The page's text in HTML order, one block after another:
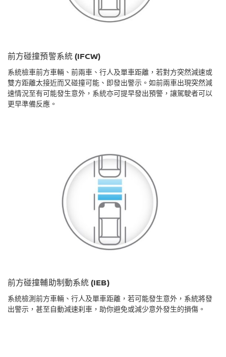
前方碰撞預警系統 (IFCW)
系統檢車前方車輛、前兩車、行人及單車距離，若對方突然減速或
雙方距離太接近而又碰撞可能、即發出警示。如前兩車出現突然減
速情況至有可能發生意外，系統亦可提早發出預警，讓駕駛者可以
更早準備反應。
前方碰撞輔助制動系統 (IEB)
系統檢測前方車輛、行人及單車距離，若可能發生意外，系統將發
出警示，甚至自動減速刹車，助你避免或減少意外發生的損傷。